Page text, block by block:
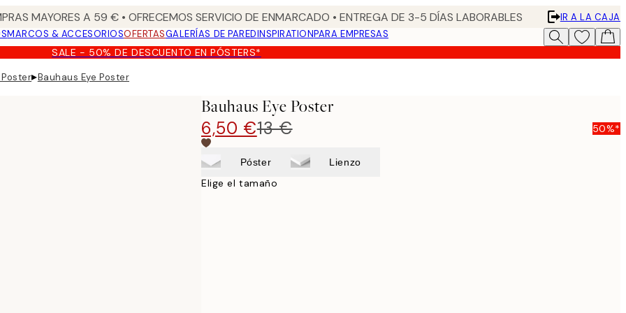
MAYORES A 59 € • OFRECEMOS SERVICIO DE ENMARCADO • ENTREGA DE 3-5 DÍAS LABORABLES
IR A LA CAJA
MARCOS & ACCESORIOSOFERTASGALERÍAS DE PAREDINSPIRATIONPARA EMPRESAS
SALE - 50% DE DESCUENTO EN PÓSTERS*
▸Bauhaus Eye Poster
Bauhaus Eye Poster
6,50 €13 € 50%*
Póster Lienzo
Elige el tamaño